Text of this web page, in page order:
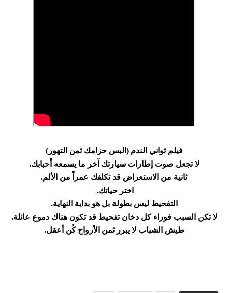
فيلم ثواني الندم (البس حزامك ثمن التهور)
لا تجعل صوت إطارات سيارتك آخر ما يسمعه أحبابك.
ثانية من الاستعراض قد تكلفك عمراً من الألم.
اختر حياتك.
التفحيط ليس بطولة بل هو بداية النهاية.
لا تكن السبب فوراء كل دخان تفحيط قد تكون هناك دموع عائلة.
طيش الشباب لا يبرر ثمن الأرواح كُن أعقل.